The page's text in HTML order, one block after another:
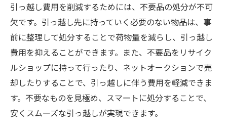
札幌市東区で引っ越し料金を抑えるためのテク
ニック
断捨離で荷物を減らす
荷造りの効率化
費用の細かな見直し
引っ越し用トラックのレンタル
友人や家族の協力を得る
引っ越し費用を削減するためには、不要品の処分が不可
欠です。引っ越し先に持っていく必要のない物品は、事
前に整理して処分することで荷物量を減らし、引っ越し
費用を抑えることができます。また、不要品をリサイク
ルショップに持って行ったり、ネットオークションで売
却したりすることで、引っ越しに伴う費用を軽減できま
す。不要なものを見極め、スマートに処分することで、
安くスムーズな引っ越しが実現できます。